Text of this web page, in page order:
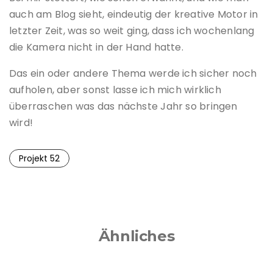
auch am Blog sieht, eindeutig der kreative Motor in
letzter Zeit, was so weit ging, dass ich wochenlang
die Kamera nicht in der Hand hatte.
Das ein oder andere Thema werde ich sicher noch
aufholen, aber sonst lasse ich mich wirklich
überraschen was das nächste Jahr so bringen
wird!
Projekt 52
Ähnliches